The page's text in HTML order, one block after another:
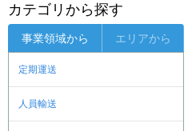
カテゴリから探す
事業領域から エリアから
定期運送
人員輸送